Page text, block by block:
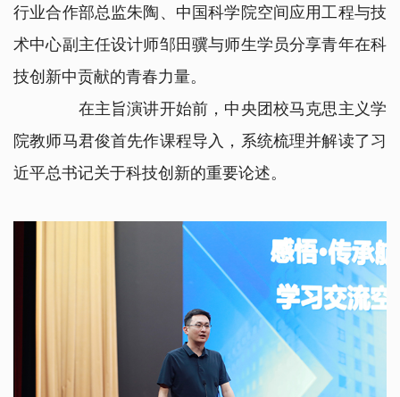
行业合作部总监朱陶、中国科学院空间应用工程与技
术中心副主任设计师邹田骥与师生学员分享青年在科
技创新中贡献的青春力量。
在主旨演讲开始前，中央团校马克思主义学
院教师马君俊首先作课程导入，系统梳理并解读了习
近平总书记关于科技创新的重要论述。